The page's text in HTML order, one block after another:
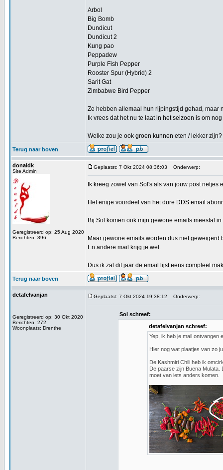
Arbol
Big Bomb
Dundicut
Dundicut 2
Kung pao
Peppadew
Purple Fish Pepper
Rooster Spur (Hybrid) 2
Sarit Gat
Zimbabwe Bird Pepper
Ze hebben allemaal hun rijpingstijd gehad, maar
Ik vrees dat het nu te laat in het seizoen is om
Welke zou je ook groen kunnen eten / lekker zijn?
Terug naar boven
donaldk
Site Admin
Geregistreerd op: 25 Aug 2020
Berichten: 896
Geplaatst: 7 Okt 2024 08:36:03 Onderwerp:
Ik kreeg zowel van Sol's als van jouw post netjes
Het enige voordeel van het dure DDS email
Bij Sol komen ook mijn gewone emails meestal
Maar gewone emails worden dus niet
En andere mail krijg je wel.
Dus ik zal dit jaar de email lijst eens compleet
Terug naar boven
detafelvanjan
Geregistreerd op: 30 Okt 2020
Berichten: 272
Woonplaats: Drenthe
Geplaatst: 7 Okt 2024 19:38:12 Onderwerp:
Sol schreef:
detafelvanjan schreef:
Yep, ik heb je mail ontvangen
Hier nog wat plaatjes van zo
De Kashmiri Chili heb ik
De paarse zijn Buena
moet van iets anders komen.